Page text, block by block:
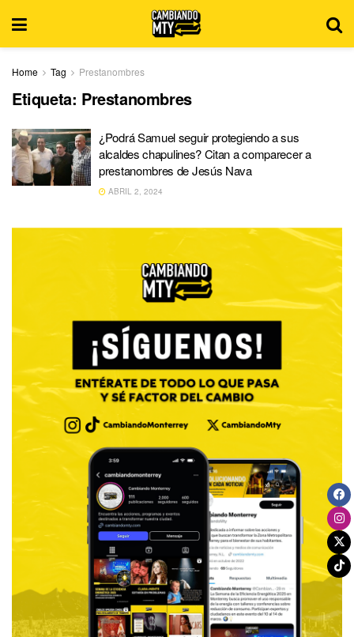
Home Tag Prestanombres
Etiqueta: Prestanombres
¿Podrá Samuel seguir protegiendo a sus
alcaldes chapulines? Citan a comparecer a
prestanombres de Jesús Nava
ABRIL 2, 2024